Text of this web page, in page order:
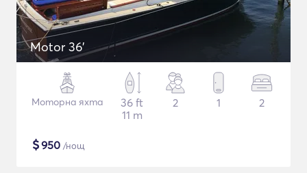
Motor 36'
Моторна яхта
36 ft
11 m
2 1 2
$950 /нощ